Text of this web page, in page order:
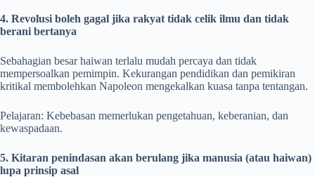
4. Revolusi boleh gagal jika rakyat tidak celik ilmu dan tidak
berani bertanya
Sebahagian besar haiwan terlalu mudah percaya dan tidak
mempersoalkan pemimpin. Kekurangan pendidikan dan pemikiran
kritikal membolehkan Napoleon mengekalkan kuasa tanpa tentangan.
Pelajaran: Kebebasan memerlukan pengetahuan, keberanian, dan
kewaspadaan.
5. Kitaran penindasan akan berulang jika manusia (atau haiwan)
lupa prinsip asal